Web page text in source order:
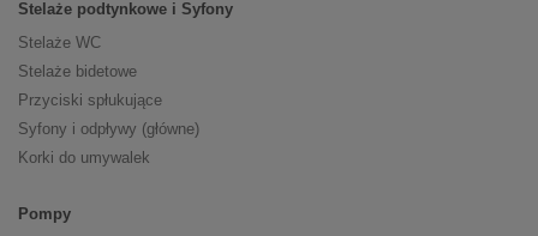
Stelaże podtynkowe i Syfony
Stelaże WC
Stelaże bidetowe
Przyciski spłukujące
Syfony i odpływy (główne)
Korki do umywalek
Pompy